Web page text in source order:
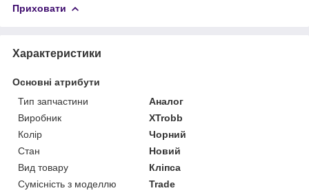
Приховати
Характеристики
Основні атрибути
Тип запчастини
Аналог
Виробник
XTrobb
Колір
Чорний
Стан
Новий
Вид товару
Кліпса
Сумісність з моделлю
Trade